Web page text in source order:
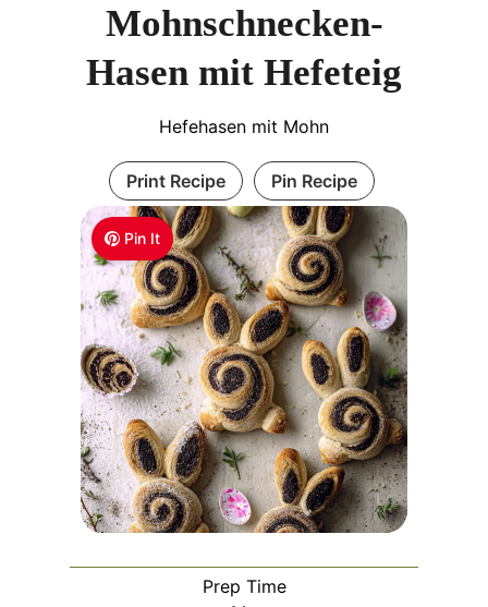
Pin It
Mohnschnecken-
Hasen mit Hefeteig
Hefehasen mit Mohn
Print Recipe Pin Recipe
Prep Time